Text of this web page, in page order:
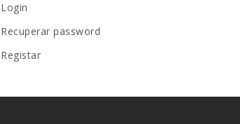
Login
Recuperar password
Registar